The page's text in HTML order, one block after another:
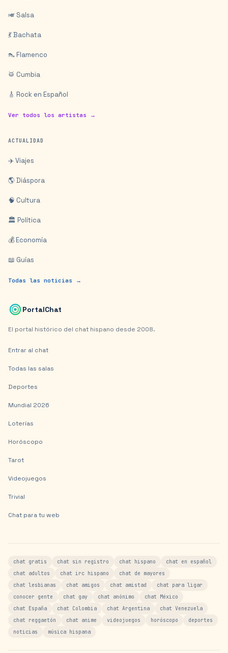
🎺 Salsa
💃 Bachata
👠 Flamenco
🥁 Cumbia
🎸 Rock en Español
Ver todos los artistas →
ACTUALIDAD
✈️ Viajes
🌎 Diáspora
🧠 Cultura
🏛️ Política
💰 Economía
📖 Guías
Todas las noticias →
PortalChat
El portal histórico del chat hispano desde 2008.
Entrar al chat
Todas las salas
Deportes
Mundial 2026
Loterías
Horóscopo
Tarot
Videojuegos
Trivial
Chat para tu web
chat gratis chat sin registro chat hispano
chat en español
chat adultos
chat irc hispano
chat de mayores
chat lesbianas
chat amigos chat amistad
chat para ligar
conocer gente
chat gay chat anónimo
chat México
chat España
chat Colombia chat Argentina
chat Venezuela
chat reggaetón
chat anime videojuegos horóscopo
deportes
noticias
música hispana